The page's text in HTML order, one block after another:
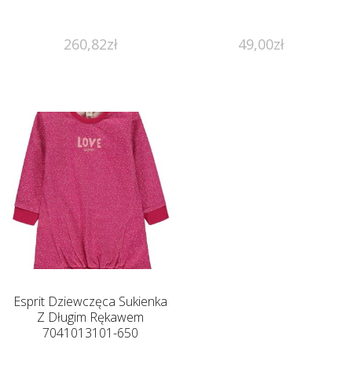
260,82zł 49,00zł
Esprit Dziewczęca Sukienka
Z Długim Rękawem
7041013101-650